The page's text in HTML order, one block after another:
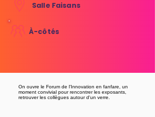
Salle Faisans
À-côtés
On ouvre le Forum de l'Innovation en fanfare, un
moment convivial pour rencontrer les exposants,
retrouver les collègues autour d'un verre.